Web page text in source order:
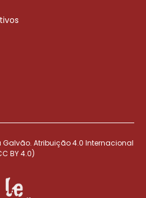
Atribuição 4.0 Internacional
BY 4.0)